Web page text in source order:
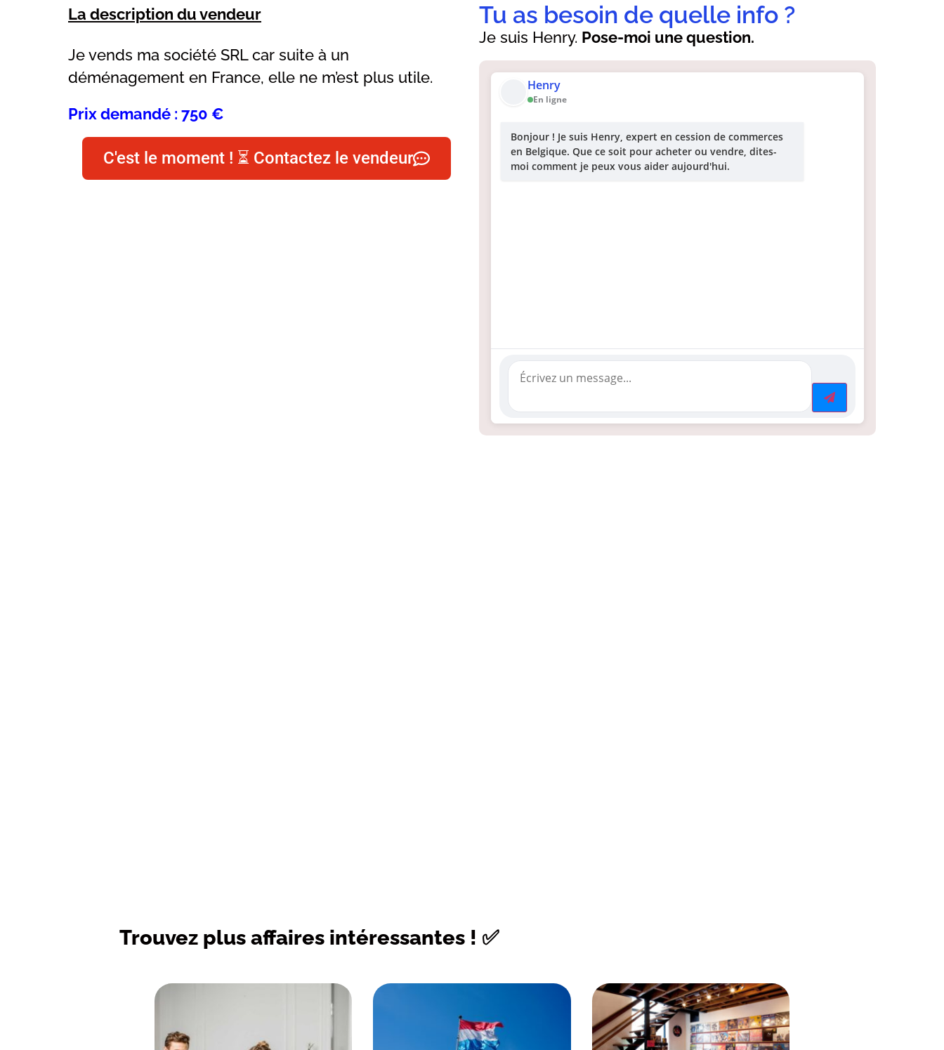
La description du vendeur
Je vends ma société SRL car suite à un
déménagement en France, elle ne m’est plus utile.
Prix demandé : 750 €
C'est le moment ! ⏳ Contactez le vendeur
Henry
En ligne
Bonjour ! Je suis Henry, expert en cession de commerces
en Belgique. Que ce soit pour acheter ou vendre, dites-
moi comment je peux vous aider aujourd'hui.
Je suis Henry. Pose-moi une question.
Tu as besoin de quelle info ?
Trouvez plus affaires intéressantes ! ✅